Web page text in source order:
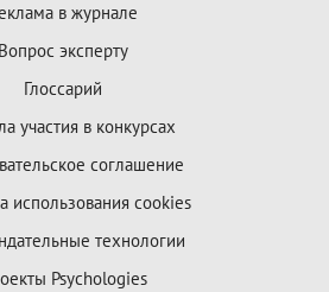
в журнале
Вопрос эксперту
Глоссарий
участия в конкурсах
соглашение
использования cookies
технологии
Psychologies